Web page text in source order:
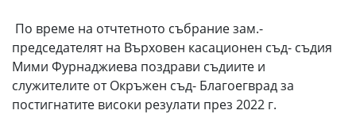
По време на отчтетното събрание зам.-
председателят на Върховен касационен съд- съдия
Мими Фурнаджиева поздрави съдиите и
служителите от Окръжен съд- Благоегврад за
постигнатите високи резулати през 2022 г.